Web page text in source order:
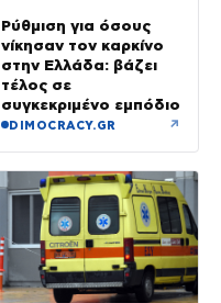
Ρύθμιση για όσους
νίκησαν τον καρκίνο
στην Ελλάδα: βάζει
τέλος σε
συγκεκριμένο εμπόδιο
DIMOCRACY.GR ↗